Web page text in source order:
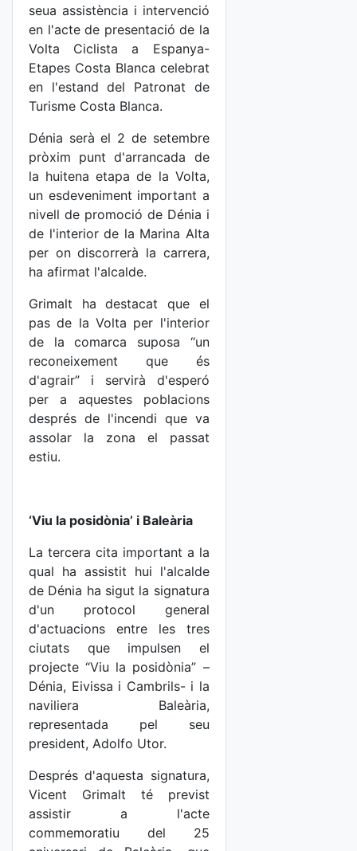
seua assistència i intervenció
en l'acte de presentació de la
Volta Ciclista a Espanya-
Etapes Costa Blanca celebrat
en l'estand del Patronat de
Turisme Costa Blanca.
Dénia serà el 2 de setembre
pròxim punt d'arrancada de
la huitena etapa de la Volta,
un esdeveniment important a
nivell de promoció de Dénia i
de l'interior de la Marina Alta
per on discorrerà la carrera,
ha afirmat l'alcalde.
Grimalt ha destacat que el
pas de la Volta per l'interior
de la comarca suposa “un
reconeixement que és
d'agrair” i servirà d'esperó
per a aquestes poblacions
després de l'incendi que va
assolar la zona el passat
estiu.
‘Viu la posidònia’ i Baleària
La tercera cita important a la
qual ha assistit hui l'alcalde
de Dénia ha sigut la signatura
d'un protocol general
d'actuacions entre les tres
ciutats que impulsen el
projecte “Viu la posidònia” –
Dénia, Eivissa i Cambrils- i la
naviliera Baleària,
representada pel seu
president, Adolfo Utor.
Després d'aquesta signatura,
Vicent Grimalt té previst
assistir a l'acte
commemoratiu del 25